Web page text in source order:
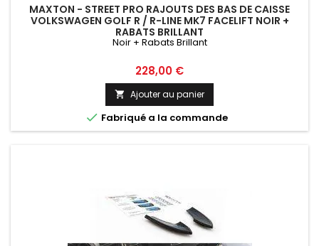
MAXTON - STREET PRO RAJOUTS DES BAS DE CAISSE
VOLKSWAGEN GOLF R / R-LINE MK7 FACELIFT NOIR +
RABATS BRILLANT
Noir + Rabats Brillant
Prix
228,00 €
 Ajouter au panier
 Fabriqué a la commande